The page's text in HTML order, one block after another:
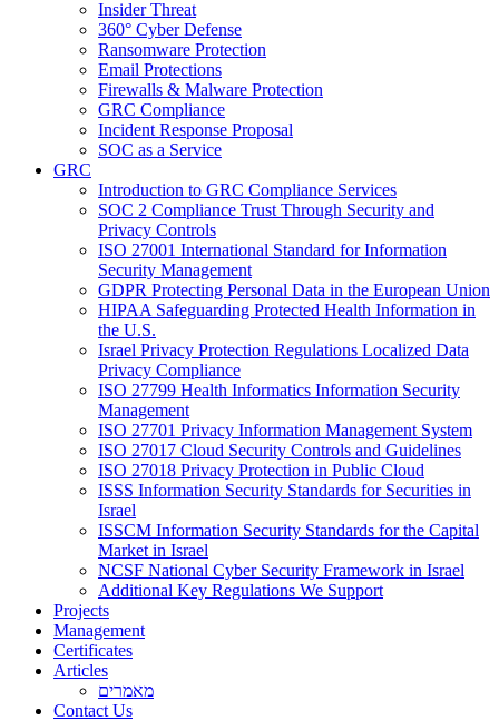
Insider Threat
360° Cyber Defense
Ransomware Protection
Email Protections
Firewalls & Malware Protection
GRC Compliance
Incident Response Proposal
SOC as a Service
GRC
Introduction to GRC Compliance Services
SOC 2 Compliance Trust Through Security and
Privacy Controls
ISO 27001 International Standard for Information
Security Management
GDPR Protecting Personal Data in the European Union
HIPAA Safeguarding Protected Health Information in
the U.S.
Israel Privacy Protection Regulations Localized Data
Privacy Compliance
ISO 27799 Health Informatics Information Security
Management
ISO 27701 Privacy Information Management System
ISO 27017 Cloud Security Controls and Guidelines
ISO 27018 Privacy Protection in Public Cloud
ISSS Information Security Standards for Securities in
Israel
ISSCM Information Security Standards for the Capital
Market in Israel
NCSF National Cyber Security Framework in Israel
Additional Key Regulations We Support
Projects
Management
Certificates
Articles
מאמרים
Contact Us